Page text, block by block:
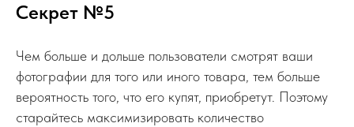
Секрет №5
Чем больше и дольше пользователи смотрят ваши
фотографии для того или иного товара, тем больше
вероятность того, что его купят, приобретут. Поэтому
старайтесь максимизировать количество